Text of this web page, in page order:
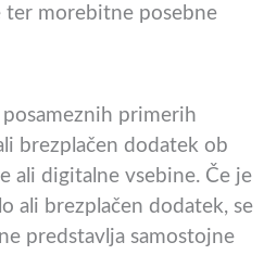
ter morebitne posebne
primerih
brezplačen dodatek ob
ali digitalne vsebine. Če je
ali brezplačen dodatek, se
predstavlja samostojne